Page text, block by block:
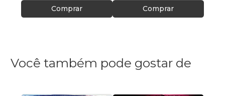
Comprar Comprar
Você também pode gostar de